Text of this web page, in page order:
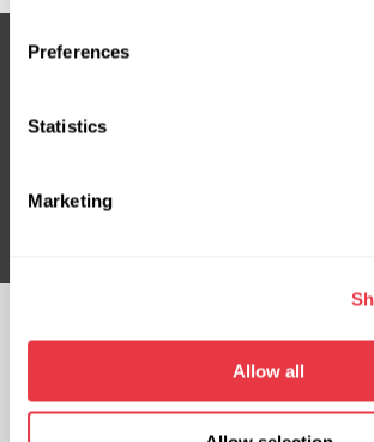
Preferences
Statistics
Marketing
Allow all
Подпишитесь на нашу рассылку
Не пропустите эксклюзивные
ПОДПИСЫВАЙТЕСЬ
ЧАТ С НАМИ